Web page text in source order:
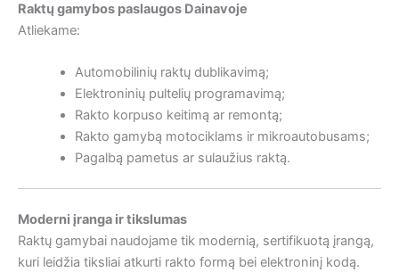
Raktų gamybos paslaugos Dainavoje
Atliekame:
Automobilinių raktų dublikavimą;
Elektroninių pultelių programavimą;
Rakto korpuso keitimą ar remontą;
Rakto gamybą motociklams ir mikroautobusams;
Pagalbą pametus ar sulaužius raktą.
Moderni įranga ir tikslumas
Raktų gamybai naudojame tik modernią, sertifikuotą įrangą,
kuri leidžia tiksliai atkurti rakto formą bei elektroninį kodą.